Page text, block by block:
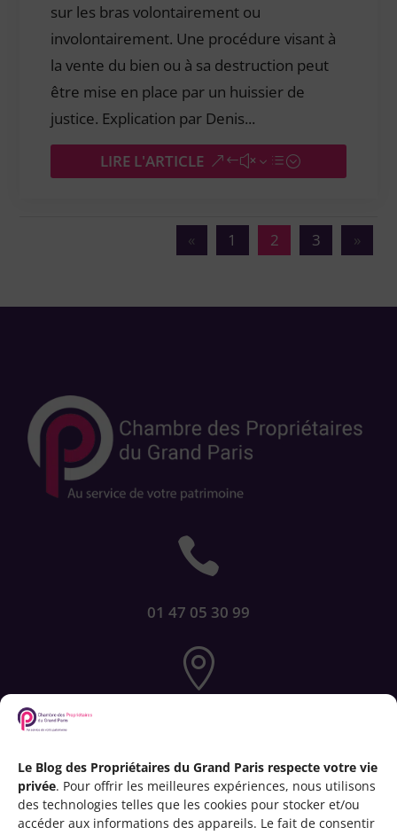
Le Blog des Propriétaires du Grand Paris respecte votre vie
privée. Pour offrir les meilleures expériences, nous utilisons
des technologies telles que les cookies pour stocker et/ou
accéder aux informations des appareils. Le fait de consentir
sur les bras volontairement ou
involontairement. Une procédure visant à
la vente du bien ou à sa destruction peut
être mise en place par un huissier de
justice. Explication par Denis...
LIRE L'ARTICLE
« 1 2 3 »

01 47 05 30 99

